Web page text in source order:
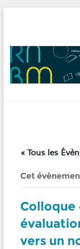
RNBM
« Tous les
Cet
Colloque
vers un